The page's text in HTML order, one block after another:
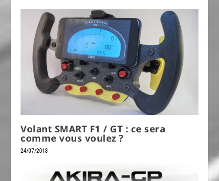
Volant SMART F1 / GT : ce sera
comme vous voulez ?
24/07/2018